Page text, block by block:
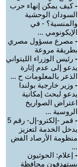
-كيف يمكن إنهاء حرب
السودان الوحشية
والمنسية؟ - في
الإيكونومي ...
- مصرع مسؤول مصري
بطريقة مروعة
- رئيس الوزراء الليتواني
يدعو إلى عدم إثارة
الذعر بالمعلومات ح ...
- وزير خارجية بولندا
يدعو لبحث إمكانية
اعتراض الصواريخ
الروسية ...
-
قمر -إلكترو-إل- رقم 5
يدخل الخدمة لتعزيز
منظومة الأرصاد الفض
...
- إعلام: الحوثيون
يستهدفون محافظة